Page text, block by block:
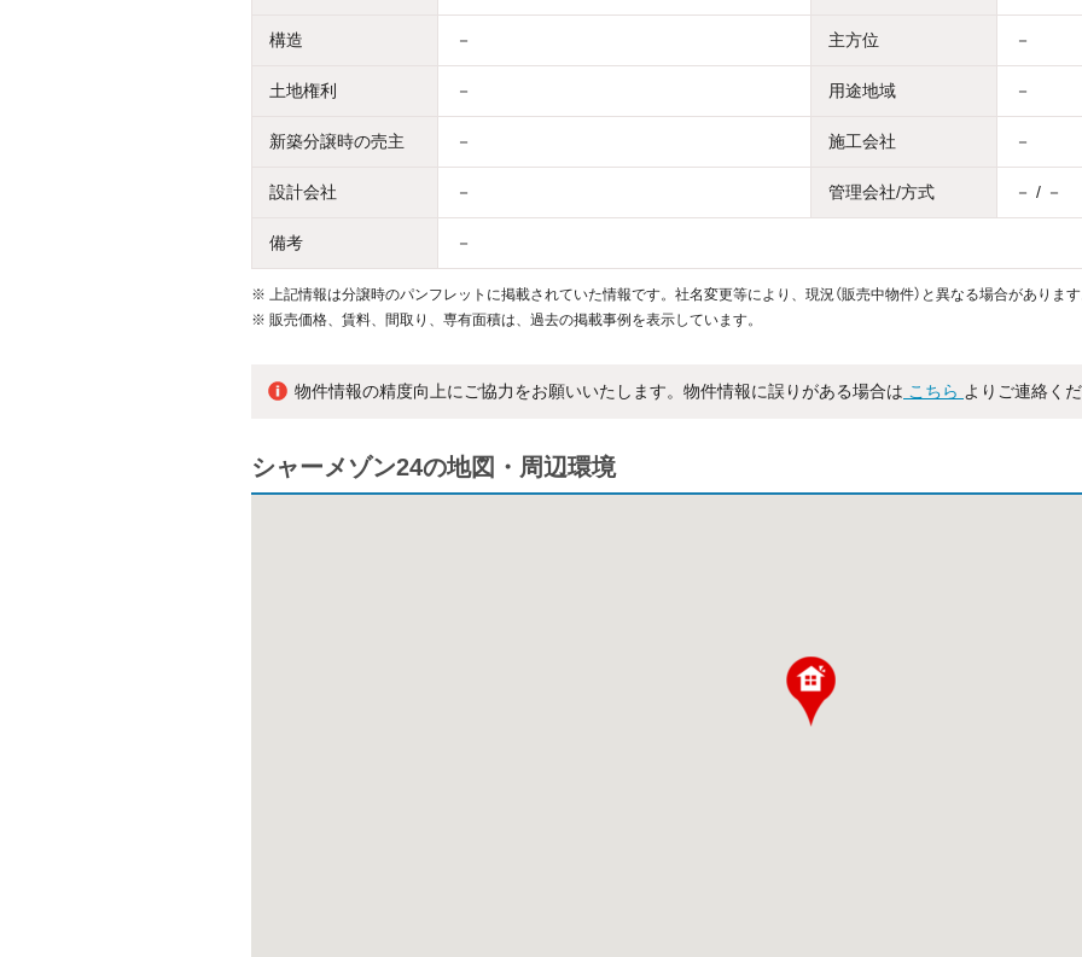
構造 － 主方位 －
土地権利 － 用途地域 －
新築分譲時の売主 － 施工会社 －
設計会社 － 管理会社/方式 － / －
備考 －
※
上記情報は分譲時のパンフレットに掲載されていた情報です。社名変更等により、現況（販売中物件）と異なる場合があります
※ 販売価格、賃料、間取り、専有面積は、過去の掲載事例を表示しています。
物件情報の精度向上にご協力をお願いいたします。物件情報に誤りがある場合は こちら よりご連絡くだ
シャーメゾン24の地図・周辺環境